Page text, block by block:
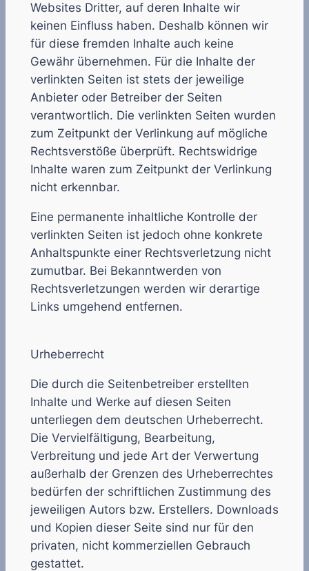
Websites Dritter, auf deren Inhalte wir
keinen Einfluss haben. Deshalb können wir
für diese fremden Inhalte auch keine
Gewähr übernehmen. Für die Inhalte der
verlinkten Seiten ist stets der jeweilige
Anbieter oder Betreiber der Seiten
verantwortlich. Die verlinkten Seiten wurden
zum Zeitpunkt der Verlinkung auf mögliche
Rechtsverstöße überprüft. Rechtswidrige
Inhalte waren zum Zeitpunkt der Verlinkung
nicht erkennbar.
Eine permanente inhaltliche Kontrolle der
verlinkten Seiten ist jedoch ohne konkrete
Anhaltspunkte einer Rechtsverletzung nicht
zumutbar. Bei Bekanntwerden von
Rechtsverletzungen werden wir derartige
Links umgehend entfernen.
Urheberrecht
Die durch die Seitenbetreiber erstellten
Inhalte und Werke auf diesen Seiten
unterliegen dem deutschen Urheberrecht.
Die Vervielfältigung, Bearbeitung,
Verbreitung und jede Art der Verwertung
außerhalb der Grenzen des Urheberrechtes
bedürfen der schriftlichen Zustimmung des
jeweiligen Autors bzw. Erstellers. Downloads
und Kopien dieser Seite sind nur für den
privaten, nicht kommerziellen Gebrauch
gestattet.